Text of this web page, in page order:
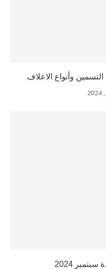
وأنواع الاعلاف
2024